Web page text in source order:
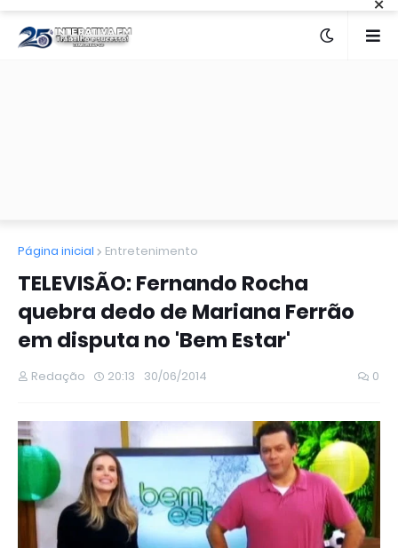
Página inicial Entretenimento
TELEVISÃO: Fernando Rocha
quebra dedo de Mariana Ferrão
em disputa no 'Bem Estar'
Redação 20:13 30/06/2014 0